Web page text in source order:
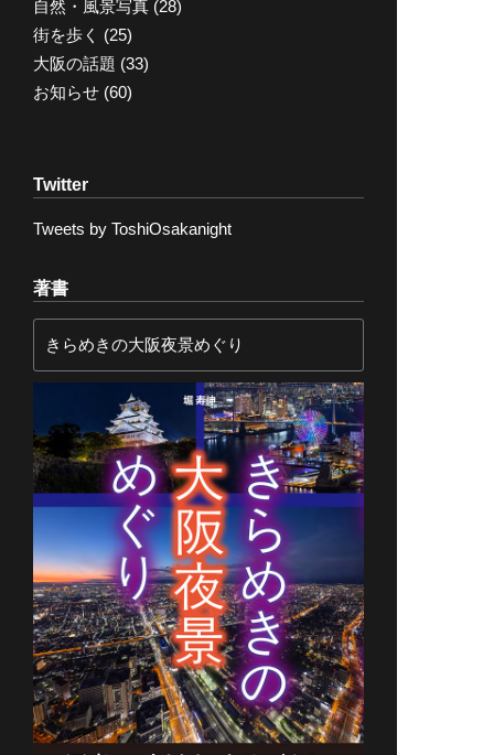
自然・風景写真 (28)
街を歩く (25)
大阪の話題 (33)
お知らせ (60)
Twitter
Tweets by ToshiOsakanight
著書
きらめきの大阪夜景めぐり